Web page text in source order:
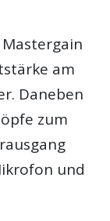
am
Daneben
zum
und